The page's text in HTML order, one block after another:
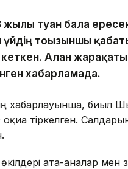
жылы туған бала
үйдің тоғызыншы
Алған
хабарламада.
хабарлауынша, биыл
тіркелген.
ата-аналар мен